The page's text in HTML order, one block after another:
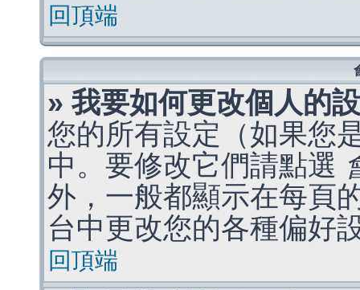
回頂端
» 我要如何更改個人的
您的所有設定（如果您
中。要修改它們請點選
外，一般都顯示在每頁
台中更改您的各種偏好
回頂端